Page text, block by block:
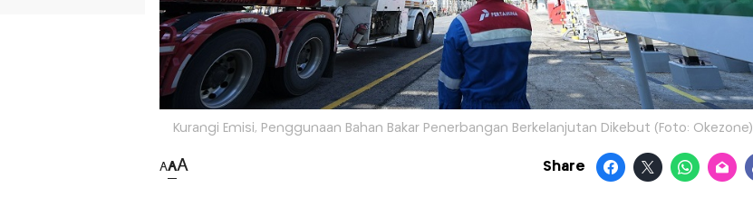
Kurangi Emisi, Penggunaan Bahan Bakar Penerbangan Berkelanjutan Dikebut (Foto: Okezone)
AAA Share